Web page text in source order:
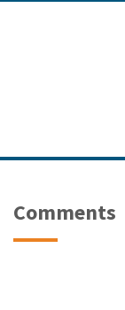
Comments